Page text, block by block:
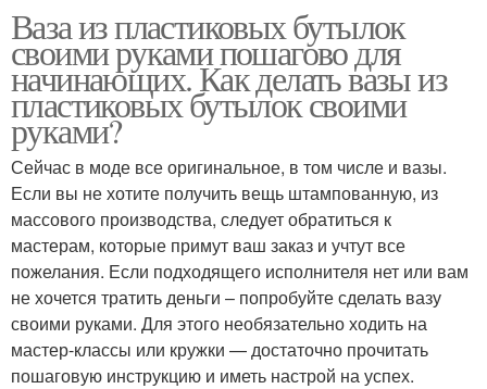
Ваза из пластиковых бутылок
своими руками пошагово для
начинающих. Как делать вазы из
пластиковых бутылок своими
руками?
Сейчас в моде все оригинальное, в том числе и вазы.
Если вы не хотите получить вещь штампованную, из
массового производства, следует обратиться к
мастерам, которые примут ваш заказ и учтут все
пожелания. Если подходящего исполнителя нет или вам
не хочется тратить деньги – попробуйте сделать вазу
своими руками. Для этого необязательно ходить на
мастер-классы или кружки — достаточно прочитать
пошаговую инструкцию и иметь настрой на успех.